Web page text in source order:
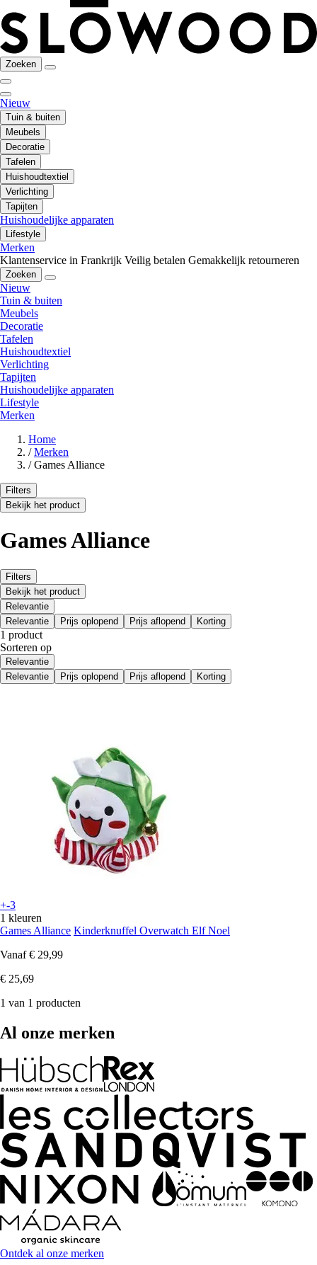
Zoeken
Nieuw
Tuin & buiten
Meubels
Decoratie
Tafelen
Huishoudtextiel
Verlichting
Tapijten
Huishoudelijke apparaten
Lifestyle
Merken
Klantenservice in Frankrijk Veilig betalen Gemakkelijk retourneren
Zoeken
Nieuw
Tuin & buiten
Meubels
Decoratie
Tafelen
Huishoudtextiel
Verlichting
Tapijten
Huishoudelijke apparaten
Lifestyle
Merken
Home
/ Merken
/ Games Alliance
Filters
Bekijk het product
Games Alliance
Filters
Bekijk het product
Relevantie
Relevantie
Prijs oplopend Prijs aflopend Korting
1 product
Sorteren op
Relevantie
Relevantie
Prijs oplopend Prijs aflopend Korting
+-3
1 kleuren
Games Alliance Kinderknuffel Overwatch Elf Noel
Vanaf € 29,99
€ 25,69
1 van 1 producten
Al onze merken
Ontdek al onze merken